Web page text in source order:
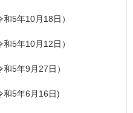
5年10月18日）
5年10月12日）
5年9月27日）
和5年6月16日)